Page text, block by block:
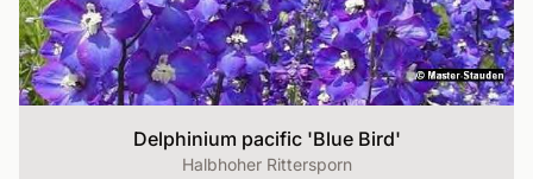
Delphinium pacific 'Blue Bird'
Halbhoher Rittersporn